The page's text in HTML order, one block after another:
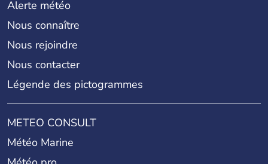
Alerte météo
Nous connaître
Nous rejoindre
Nous contacter
Légende des pictogrammes
METEO CONSULT
Météo Marine